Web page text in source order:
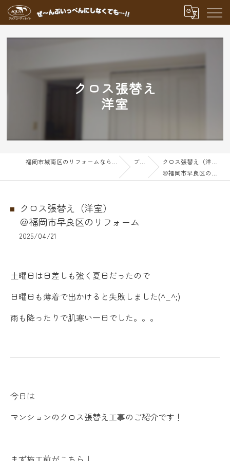
クロス張替え
洋室
ブログ
クロス張替え（洋室）
＠福岡市早良区のリフォーム
クロス張替え（洋室）
＠福岡市早良区のリフォーム
2025/04/21
土曜日は日差しも強く夏日だったので
日曜日も薄着で出かけると失敗しました(^_^;)
雨も降ったりで肌寒い一日でした。。。
今日は
マンションのクロス張替え工事のご紹介です！